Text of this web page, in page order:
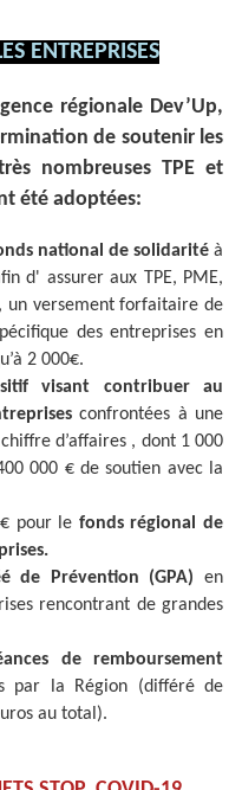
ENTREPRISES
régionale Dev’Up,
de soutenir les
nombreuses TPE et
été adoptées:
national de solidarité à
d' assurer aux TPE, PME,
un versement forfaitaire de
des entreprises en
2 000€.
visant contribuer au
confrontées à une
d’affaires , dont 1 000
000 € de soutien avec la
pour le fonds régional de
de Prévention (GPA) en
rencontrant de grandes
de remboursement
par la Région (différé de
au total).